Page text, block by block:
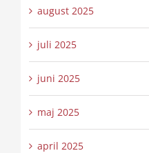
august 2025
juli 2025
juni 2025
maj 2025
april 2025